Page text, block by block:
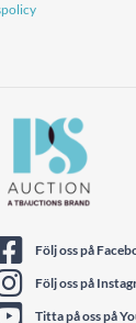
Följ oss på
Följ oss på
Titta på oss på